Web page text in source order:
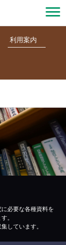
利用案内
必要な各種資料を
。
しています。